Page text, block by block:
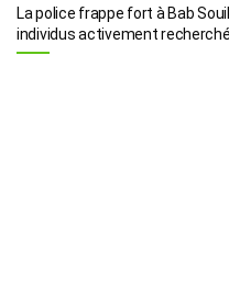
La police frappe fort à Bab
individus activement